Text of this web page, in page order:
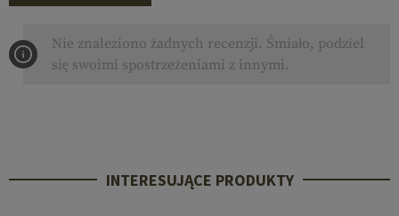
Nie znaleziono żadnych recenzji. Śmiało, podziel
się swoimi spostrzeżeniami z innymi.
INTERESUJĄCE PRODUKTY